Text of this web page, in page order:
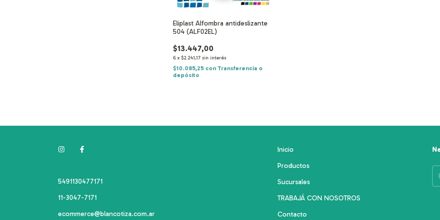
Eliplast Alfombra antideslizante
504 (ALF02EL)
$13.447,00
6 x$2.241,17 sin interés
$10.085,25 con Transferencia o
depósito
5491130477171
11-3047-7171
ecommerce@blancotiza.com.ar
Inicio
Productos
Sucursales
TRABAJÁ CON NOSOTROS
Contacto